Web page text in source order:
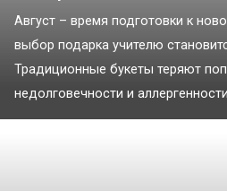
Август – время подготовки к
выбор подарка учителю
Традиционные букеты теряют
недолговечности и